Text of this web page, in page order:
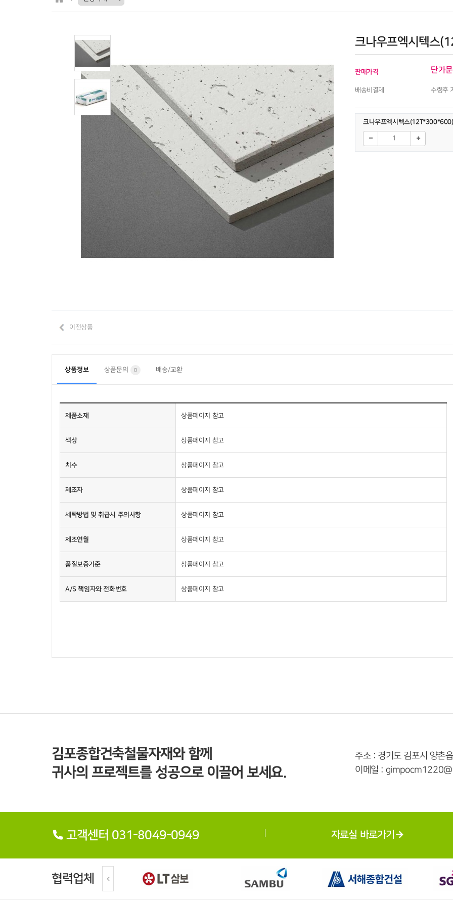
크나우프엑시텍스
판매가격 단가
배송비결제 수령후
크나우프엑시텍스(12T*300*600)
이전상품
상품정보 상품문의 0 배송/교환
제품소재 상품페이지 참고
색상 상품페이지 참고
치수 상품페이지 참고
제조자 상품페이지 참고
세탁방법 및 취급시 주의사항 상품페이지 참고
제조연월 상품페이지 참고
품질보증기준 상품페이지 참고
A/S 책임자와 전화번호 상품페이지 참고
김포종합건축철물자재와 함께
귀사의 프로젝트를 성공으로 이끌어 보세요.
주소 : 경기도 김포시 양촌
이메일 :
고객센터 031-8049-0949 자료실 바로가기
협력업체